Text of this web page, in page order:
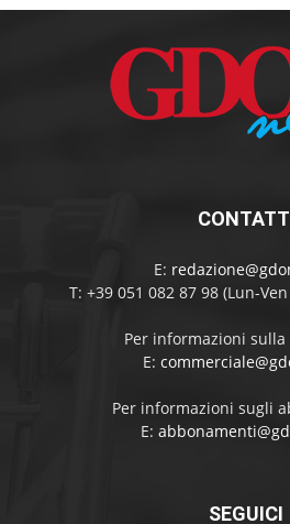
E:
T: +39 051 082 87 98 (Lun-
Per informazioni
E:
Per informazioni sugli
E:
SEGUICI